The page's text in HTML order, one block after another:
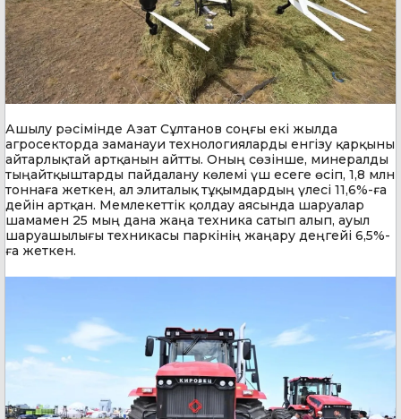
Ашылу рәсімінде Азат Сұлтанов соңғы екі жылда
агросекторда заманауи технологияларды енгізу қарқыны
айтарлықтай артқанын айтты. Оның сөзінше, минералды
тыңайтқыштарды пайдалану көлемі үш есеге өсіп, 1,8 млн
тоннаға жеткен, ал элиталық тұқымдардың үлесі 11,6%-ға
дейін артқан. Мемлекеттік қолдау аясында шаруалар
шамамен 25 мың дана жаңа техника сатып алып, ауыл
шаруашылығы техникасы паркінің жаңару деңгейі 6,5%-
ға жеткен.